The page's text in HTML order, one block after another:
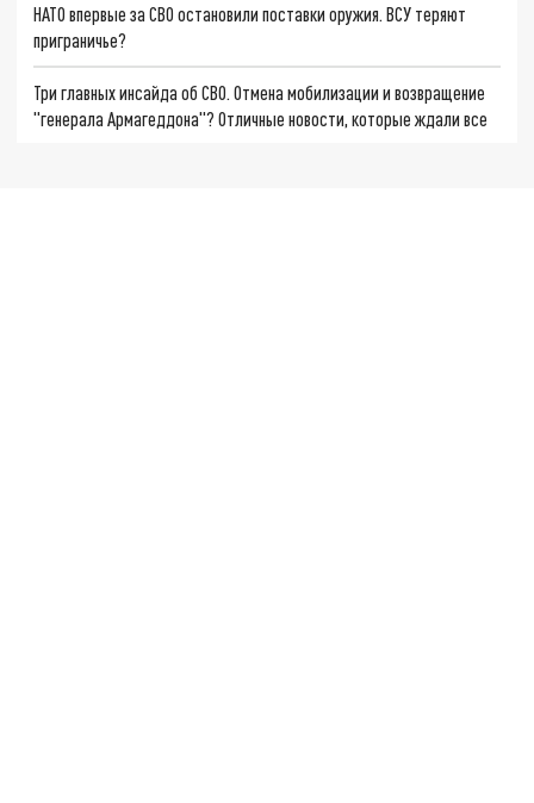
НАТО впервые за СВО остановили поставки оружия. ВСУ теряют
приграничье?
Три главных инсайда об СВО. Отмена мобилизации и возвращение
"генерала Армагеддона"? Отличные новости, которые ждали все